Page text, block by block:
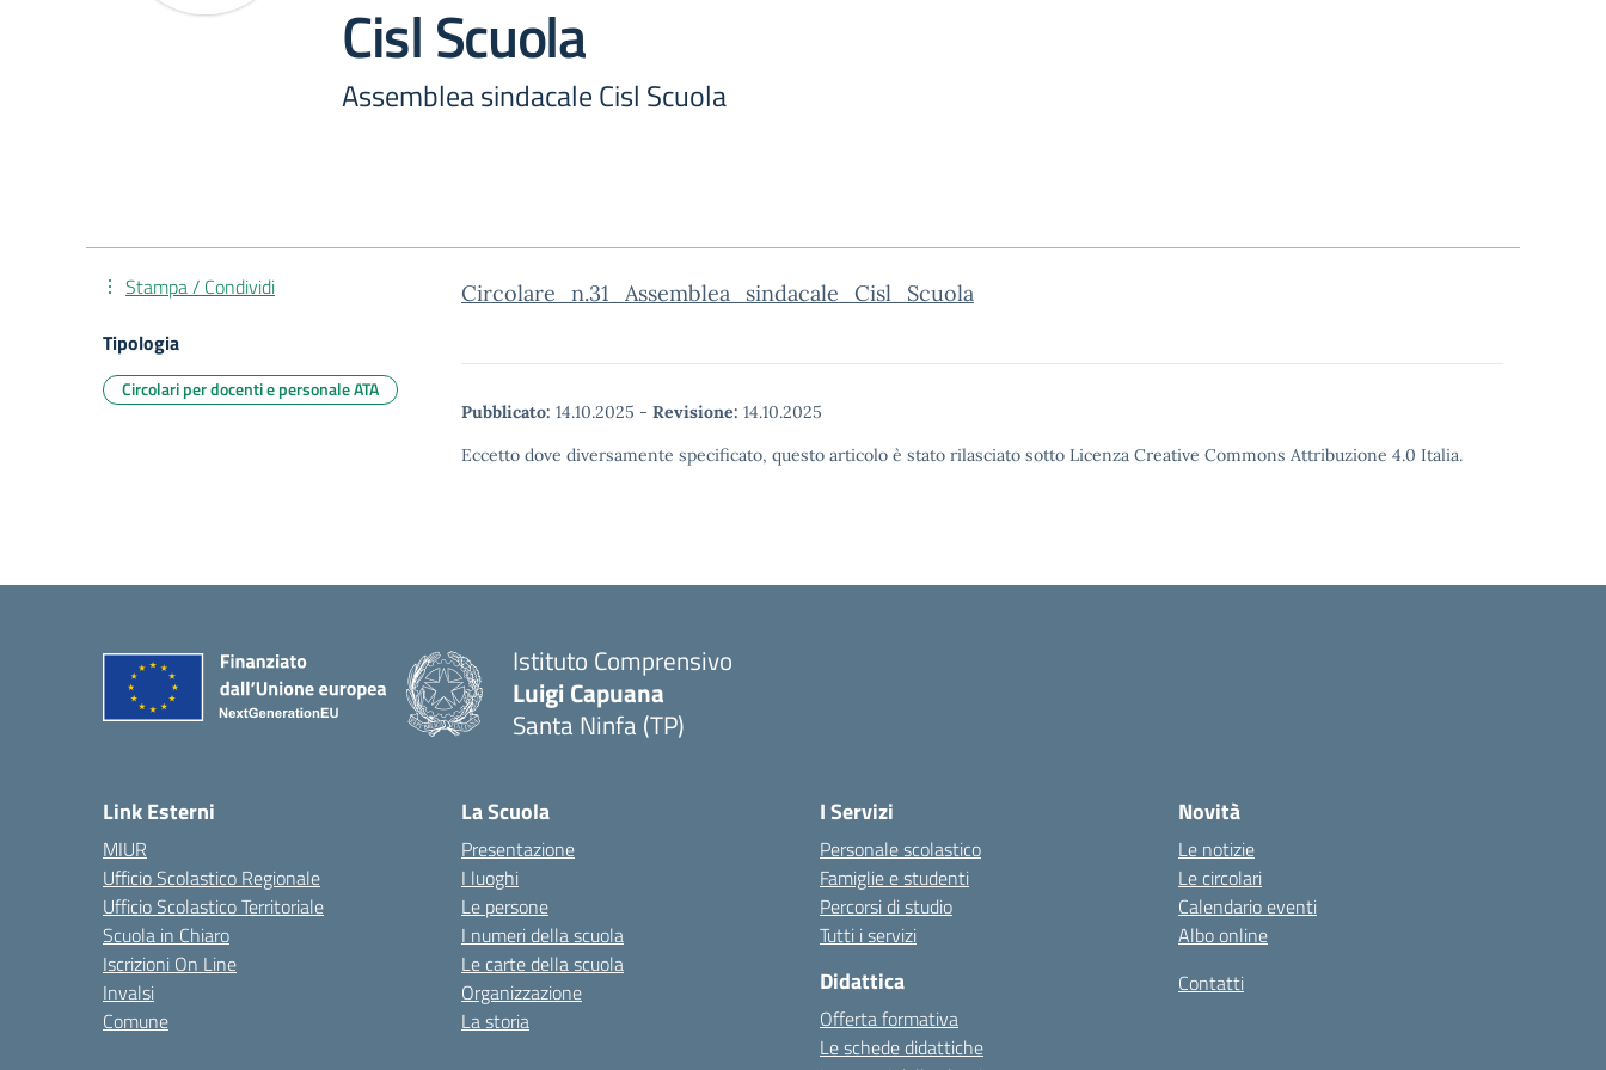
Cisl Scuola
Assemblea sindacale Cisl Scuola
Circolare_n.31_Assemblea_sindacale_Cisl_Scuola
Pubblicato: 14.10.2025 - Revisione: 14.10.2025
Eccetto dove diversamente specificato, questo articolo è stato rilasciato sotto Licenza Creative Commons Attribuzione 4.0 Italia.
Stampa / Condividi
Tipologia
Circolari per docenti e personale ATA
Istituto Comprensivo
Luigi Capuana
Santa Ninfa (TP)
Link Esterni
MIUR
Ufficio Scolastico Regionale
Ufficio Scolastico Territoriale
Scuola in Chiaro
Iscrizioni On Line
Invalsi
Comune
La Scuola
Presentazione
I luoghi
Le persone
I numeri della scuola
Le carte della scuola
Organizzazione
La storia
I Servizi
Personale scolastico
Famiglie e studenti
Percorsi di studio
Tutti i servizi
Didattica
Offerta formativa
Le schede didattiche
Novità
Le notizie
Le circolari
Calendario eventi
Albo online
Contatti